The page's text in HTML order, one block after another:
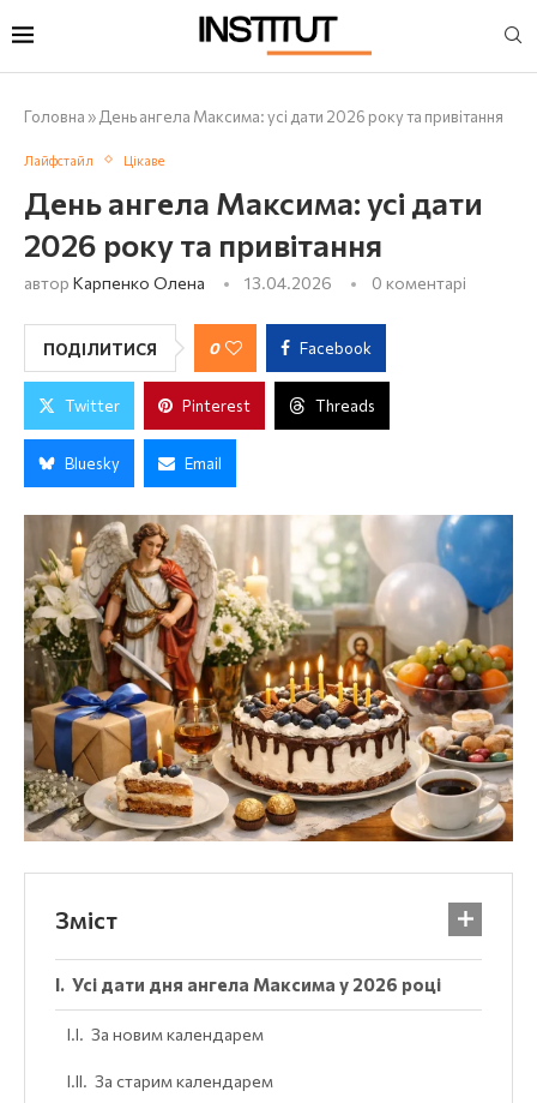
Головна » День ангела Максима: усі дати 2026 року та привітання
Лайфстайл Цікаве
День ангела Максима: усі дати
2026 року та привітання
автор Карпенко Олена 13.04.2026 0 коментарі
ПОДІЛИТИСЯ 0 Facebook
Twitter Pinterest Threads
Bluesky Email
Зміст
Усі дати дня ангела Максима у 2026 році
За новим календарем
За старим календарем